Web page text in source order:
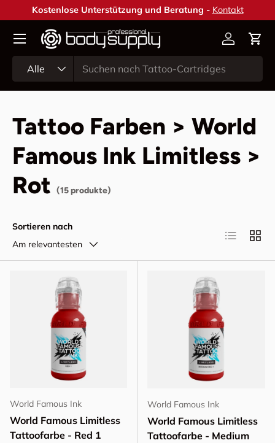
Direkt zum Inhalt
Kostenlose Unterstützung und Beratung - Kontakt
Alle
Konto
Tattoo Farben > World
Famous Ink Limitless >
Rot (15 produkte)
Sortieren nach
Am relevantesten
World Famous Ink
World Famous Limitless
Tattoofarbe - Red 1
World Famous Ink
World Famous Limitless
Tattoofarbe - Medium